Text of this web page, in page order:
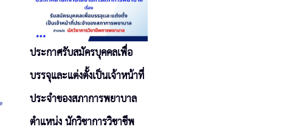
ประกาศรับสมัครบุคคลเพื่อ
บรรจุและแต่งตั้งเป็นเจ้าหน้าที่
ประจำของสภาการพยาบาล
ตำแหน่ง นักวิชาการวิชาชีพ